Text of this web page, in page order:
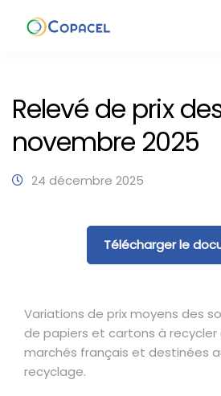
Relevé de prix
novembre 2025
24 décembre 2025
Télécharger le
Variations de prix moyens des
de papiers et cartons à recycler
marchés français et destinées
recyclage.